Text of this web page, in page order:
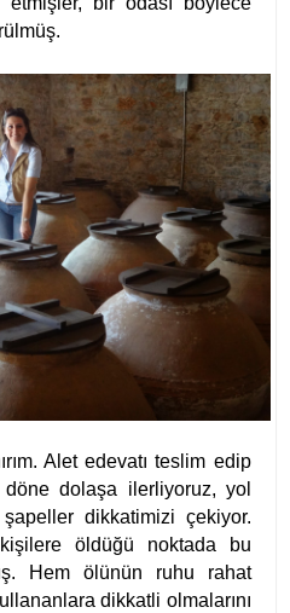
Alet edevatı teslim edip
öne dolaşa ilerliyoruz, yol
dikkatimizi çekiyor.
öldüğü noktada bu
Hem ölünün ruhu rahat
dikkatli olmalarını